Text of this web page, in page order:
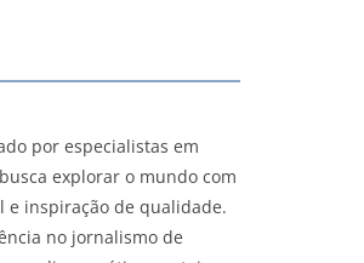
por especialistas em
explorar o mundo com
e inspiração de qualidade.
no jornalismo de